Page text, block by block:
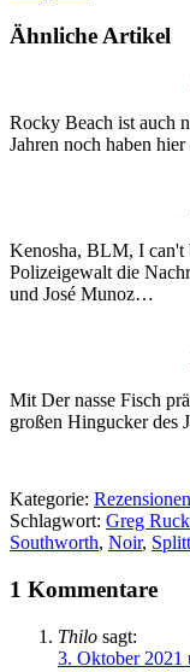
Ähnliche Artikel
Rocky Beach ist auch
Jahren noch haben
Kenosha, BLM, I can't
Polizeigewalt die
und José Munoz…
Mit Der nasse Fisch
großen Hingucker des
Kategorie: Rezensionen
Schlagwort: Greg
Southworth, Noir,
1 Kommentare
Thilo sagt:
3. Oktober 2021